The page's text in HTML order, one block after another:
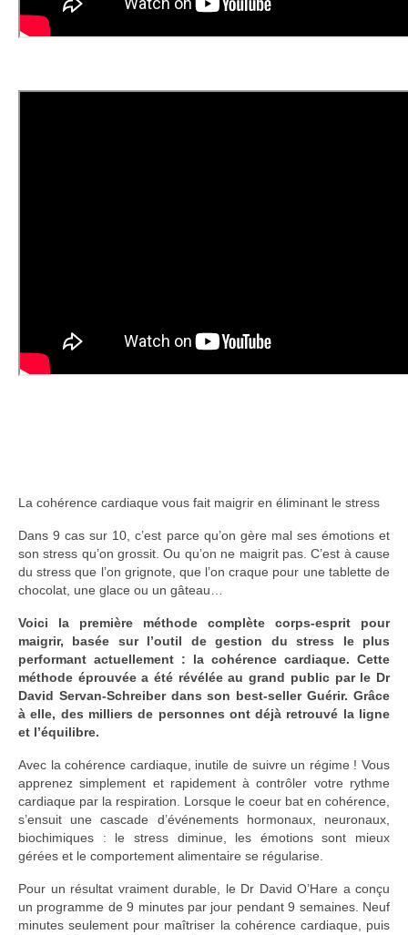
La cohérence cardiaque vous fait maigrir en éliminant le stress
Dans 9 cas sur 10, c’est parce qu’on gère mal ses émotions et
son stress qu’on grossit. Ou qu’on ne maigrit pas. C’est à cause
du stress que l’on grignote, que l’on craque pour une tablette de
chocolat, une glace ou un gâteau…
Voici la première méthode complète corps-esprit pour
maigrir, basée sur l’outil de gestion du stress le plus
performant actuellement : la cohérence cardiaque. Cette
méthode éprouvée a été révélée au grand public par le Dr
David Servan-Schreiber dans son best-seller Guérir. Grâce
à elle, des milliers de personnes ont déjà retrouvé la ligne
et l’équilibre.
Avec la cohérence cardiaque, inutile de suivre un régime ! Vous
apprenez simplement et rapidement à contrôler votre rythme
cardiaque par la respiration. Lorsque le coeur bat en cohérence,
s’ensuit une cascade d’événements hormonaux, neuronaux,
biochimiques : le stress diminue, les émotions sont mieux
gérées et le comportement alimentaire se régularise.
Pour un résultat vraiment durable, le Dr David O’Hare a conçu
un programme de 9 minutes par jour pendant 9 semaines. Neuf
minutes seulement pour maîtriser la cohérence cardiaque, puis